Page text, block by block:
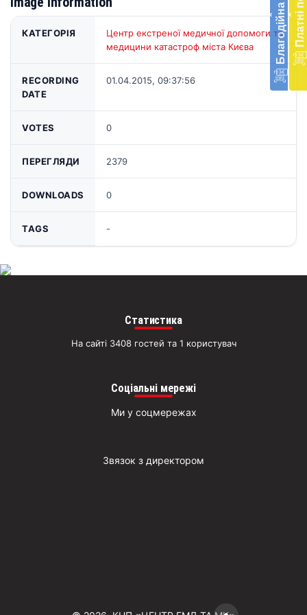
‹ ‹
КАТЕГОРІЯ
Центр екстреної медичної допомоги та
медицини катастроф міста Києва
RECORDING
DATE
01.04.2015, 09:37:56
VOTES 0
ПЕРЕГЛЯДИ 2379
DOWNLOADS 0
TAGS -
Статистика
На сайті 3408 гостей та 1 користувач
Соціальні мережі
Ми у соцмережах
Звязок з директором